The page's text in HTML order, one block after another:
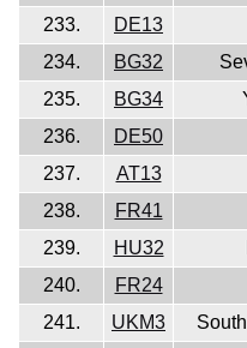
233.
DE13
234.
BG32
235.
BG34
236.
DE50
237.
AT13
238.
FR41
239.
HU32
240.
FR24
241.
UKM3